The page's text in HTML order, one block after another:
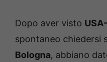
Dopo aver visto
spontaneo chiedersi
Bologna, abbiano